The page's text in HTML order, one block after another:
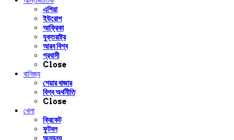
এশিয়া
ইউরোপ
আফ্রিকা
যুক্তরাষ্ট্র
আরব বিশ্ব
প্রবাসী
Close
বানিজ্য
শেয়ার বাজার
বিশ্ব অর্থনীতি
Close
খেলা
ক্রিকেট
ফুটবল